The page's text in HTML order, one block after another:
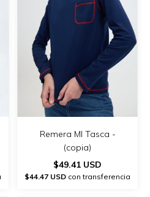
Remera Ml Tasca -
(copia)
$49.41 USD
$44.47 USD con transferencia